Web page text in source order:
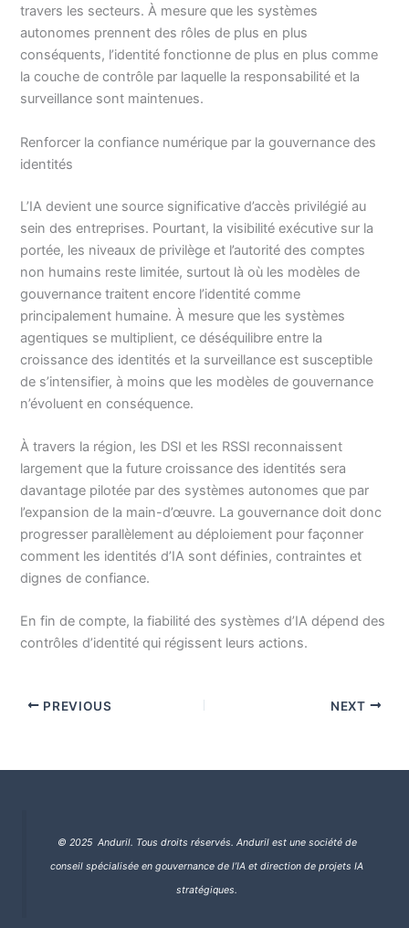
travers les secteurs. À mesure que les systèmes
autonomes prennent des rôles de plus en plus
conséquents, l’identité fonctionne de plus en plus comme
la couche de contrôle par laquelle la responsabilité et la
surveillance sont maintenues.
Renforcer la confiance numérique par la gouvernance des
identités
L’IA devient une source significative d’accès privilégié au
sein des entreprises. Pourtant, la visibilité exécutive sur la
portée, les niveaux de privilège et l’autorité des comptes
non humains reste limitée, surtout là où les modèles de
gouvernance traitent encore l’identité comme
principalement humaine. À mesure que les systèmes
agentiques se multiplient, ce déséquilibre entre la
croissance des identités et la surveillance est susceptible
de s’intensifier, à moins que les modèles de gouvernance
n’évoluent en conséquence.
À travers la région, les DSI et les RSSI reconnaissent
largement que la future croissance des identités sera
davantage pilotée par des systèmes autonomes que par
l’expansion de la main-d’œuvre. La gouvernance doit donc
progresser parallèlement au déploiement pour façonner
comment les identités d’IA sont définies, contraintes et
dignes de confiance.
En fin de compte, la fiabilité des systèmes d’IA dépend des
contrôles d’identité qui régissent leurs actions.
PREVIOUS NEXT
© 2025 Anduril. Tous droits réservés. Anduril est une société de
conseil spécialisée en gouvernance de l’IA et direction de projets IA
stratégiques.